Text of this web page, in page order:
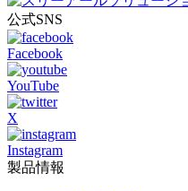
公式SNS
Facebook
YouTube
X
Instagram
製品情報